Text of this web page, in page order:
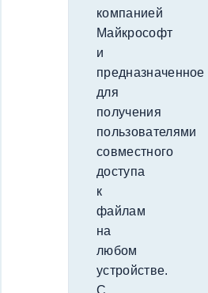
компанией
Майкрософт
и
предназначенное
для
получения
пользователями
совместного
доступа
к
файлам
на
любом
устройстве.